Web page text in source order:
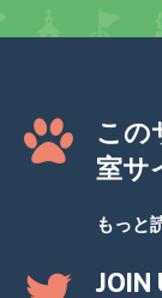
この
室サ
もっと
JOIN